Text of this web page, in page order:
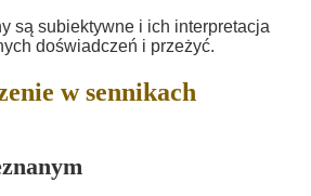
są subiektywne i ich interpretacja
doświadczeń i przeżyć.
w sennikach